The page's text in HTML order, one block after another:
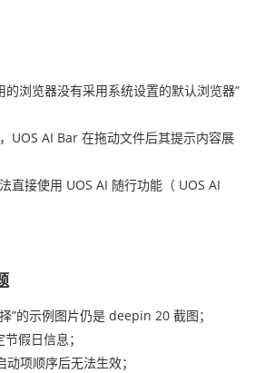
的浏览器没有采用系统设置的默认浏览器”
UOS AI Bar 在拖动文件后其提示内容展
直接使用 UOS AI 随行功能（ UOS AI
”的示例图片仍是 deepin 20 截图；
假日信息；
项顺序后无法生效；